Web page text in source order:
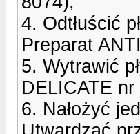
4. Odtłuścić
Preparat
5. Wytrawić
DELICATE
6. Nałożyć